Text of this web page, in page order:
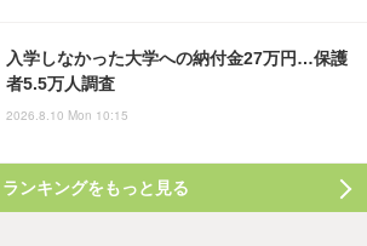
入学しなかった大学への納付金27万円…保護
者5.5万人調査
2026.8.10 Mon 10:15
ランキングをもっと見る